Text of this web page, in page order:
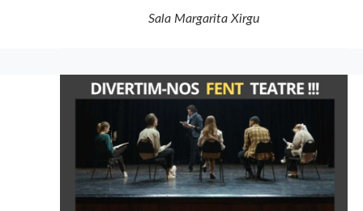
Sala Margarita Xirgu